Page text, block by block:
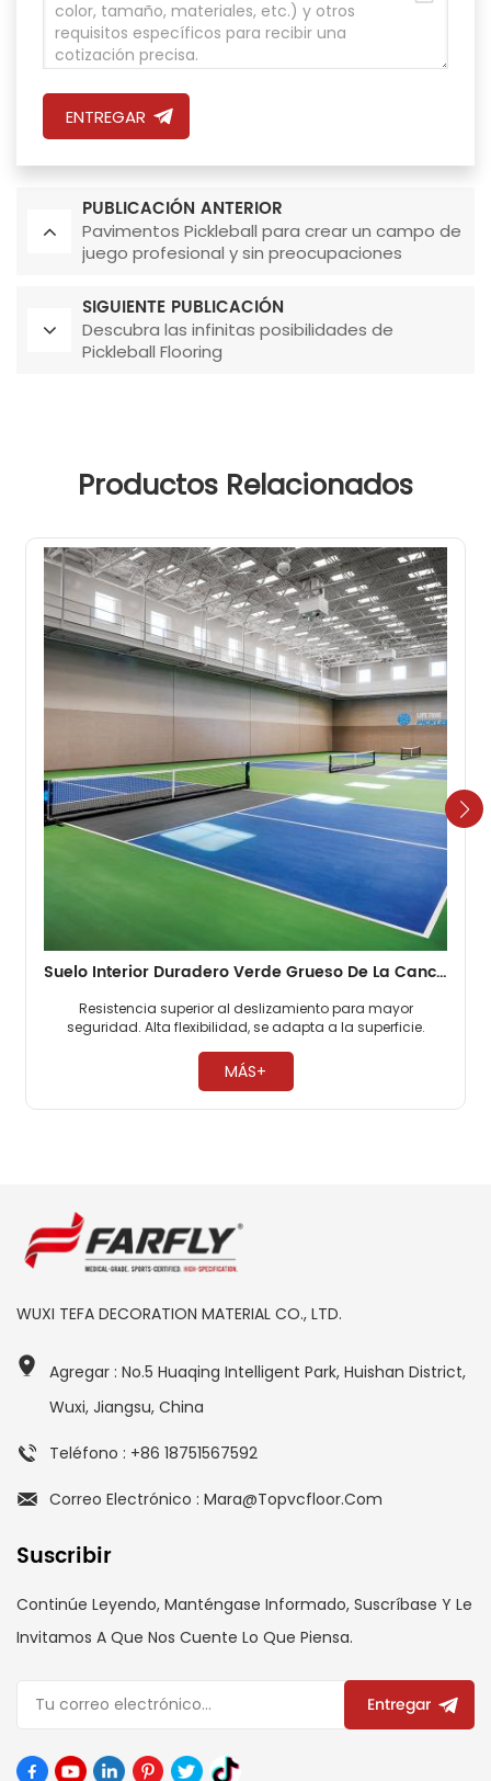
ENTREGAR
PUBLICACIÓN ANTERIOR
Pavimentos Pickleball para crear un campo de
juego profesional y sin preocupaciones
SIGUIENTE PUBLICACIÓN
Descubra las infinitas posibilidades de
Pickleball Flooring
Productos Relacionados
Suelo Interior Duradero Verde Grueso De La Cancha De Pickleball De 4,5 Mm
Resistencia superior al deslizamiento para mayor
seguridad. Alta flexibilidad, se adapta a la superficie.
MÁS+
WUXI TEFA DECORATION MATERIAL CO., LTD.
Agregar : No.5 Huaqing Intelligent Park, Huishan District,
Wuxi, Jiangsu, China
Teléfono : +86 18751567592
Correo Electrónico : Mara@topvcfloor.com
Suscribir
Continúe Leyendo, Manténgase Informado, Suscríbase Y Le
Invitamos A Que Nos Cuente Lo Que Piensa.
Entregar